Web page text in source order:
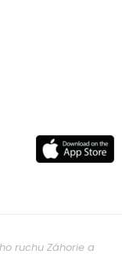
ruchu Záhorie a